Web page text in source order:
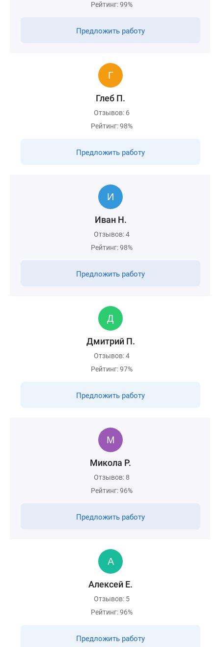
Рейтинг: 99%
Предложить работу
Глеб П.
Отзывов: 6
Рейтинг: 98%
Предложить работу
Иван Н.
Отзывов: 4
Рейтинг: 98%
Предложить работу
Дмитрий П.
Отзывов: 4
Рейтинг: 97%
Предложить работу
Микола Р.
Отзывов: 8
Рейтинг: 96%
Предложить работу
Алексей Е.
Отзывов: 5
Рейтинг: 96%
Предложить работу